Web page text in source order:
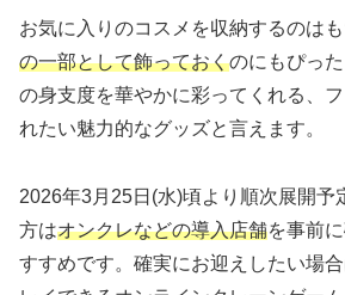
お気に入りのコスメを収納するのはも
の一部として飾っておくのにもぴっ
の身支度を華やかに彩ってくれる、
れたい魅力的なグッズと言えます。
2026年3月25日(水)頃より順次展開予
方はオンクレなどの導入店舗を事前
すすめです。確実にお迎えしたい場